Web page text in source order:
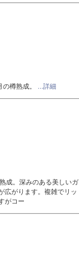
樽熟成。
...詳細
成。深みのある美しいガ
広がります。複雑でリッ
がコー